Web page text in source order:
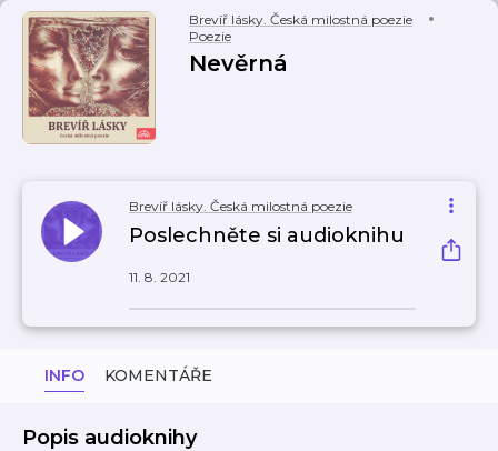
Brevíř lásky. Česká milostná poezie
Poezie
Nevěrná
Brevíř lásky. Česká milostná poezie
Poslechněte si audioknihu
11. 8. 2021
INFO KOMENTÁŘE
Popis audioknihy